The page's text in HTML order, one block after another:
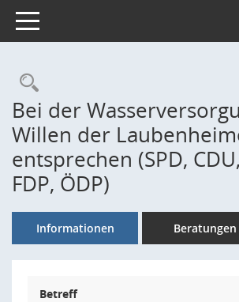
Toggle navigation
Rechercheauswahl
Bei der
Willen der
entsprechen (SPD,
FDP, ÖDP)
Informationen Beratungen
Betreff